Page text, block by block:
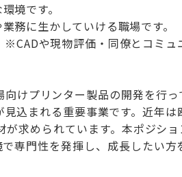
境です。
務に生かしていける職場です。
や現物評価・同僚とコミュ
けプリンター製品の開発を行っ
込まれる重要事業です。近年は
求められています。本ポジシ
専門性を発揮し、成長したい方